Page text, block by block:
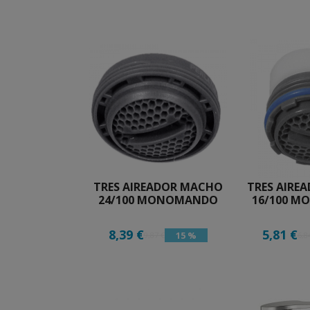
TRES AIREADOR MACHO
24/100 MONOMANDO
8,39 € 15 %
TRES
16/100
5,81 €